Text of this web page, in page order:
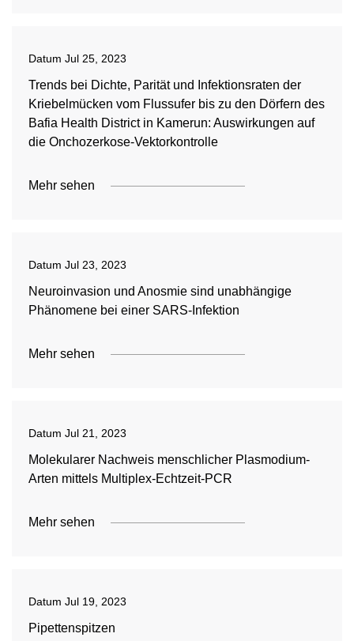
Datum Jul 25, 2023
Trends bei Dichte, Parität und Infektionsraten der
Kriebelmücken vom Flussufer bis zu den Dörfern des
Bafia Health District in Kamerun: Auswirkungen auf
die Onchozerkose-Vektorkontrolle
Mehr sehen
Datum Jul 23, 2023
Neuroinvasion und Anosmie sind unabhängige
Phänomene bei einer SARS-Infektion
Mehr sehen
Datum Jul 21, 2023
Molekularer Nachweis menschlicher Plasmodium-
Arten mittels Multiplex-Echtzeit-PCR
Mehr sehen
Datum Jul 19, 2023
Pipettenspitzen